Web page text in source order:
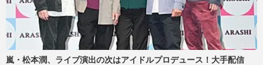
嵐・松本潤、ライブ演出の次はアイドルプロデュース！大手配信